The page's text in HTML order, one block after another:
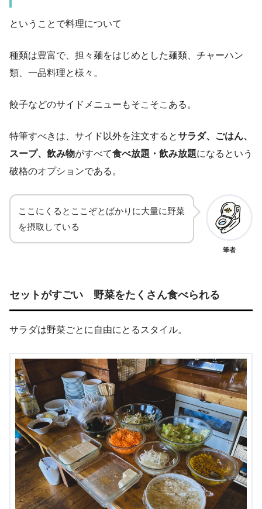
ということで料理について
種類は豊富で、担々麺をはじめとした麺類、チャーハン
類、一品料理と様々。
餃子などのサイドメニューもそこそこある。
特筆すべきは、サイド以外を注文するとサラダ、ごはん、
スープ、飲み物がすべて食べ放題・飲み放題になるという
破格のオプションである。
ここにくるとここぞとばかりに大量に野菜
を摂取している
筆者
セットがすごい 野菜をたくさん食べられる
サラダは野菜ごとに自由にとるスタイル。